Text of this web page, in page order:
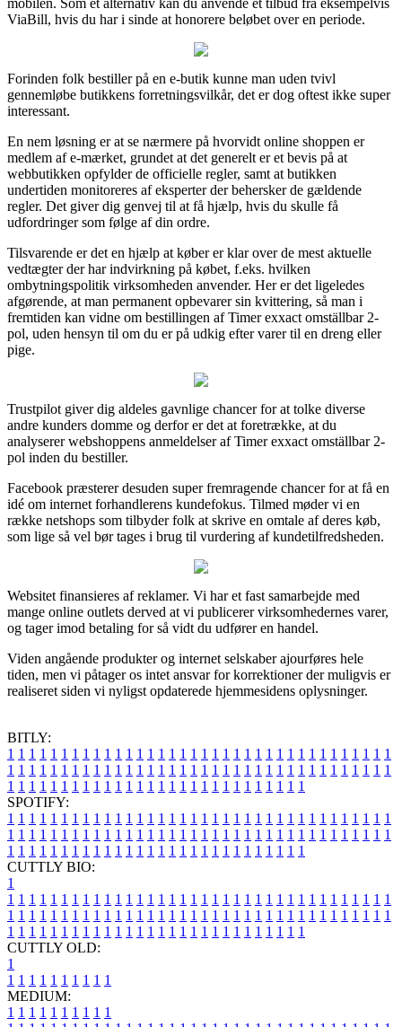
ViaBill, hvis du har i sinde at honorere beløbet over en periode.
Forinden folk bestiller på en e-butik kunne man uden tvivl
gennemløbe butikkens forretningsvilkår, det er dog oftest ikke super
interessant.
En nem løsning er at se nærmere på hvorvidt online shoppen er
medlem af e-mærket, grundet at det generelt er et bevis på at
webbutikken opfylder de officielle regler, samt at butikken
undertiden monitoreres af eksperter der behersker de gældende
regler. Det giver dig genvej til at få hjælp, hvis du skulle få
udfordringer som følge af din ordre.
Tilsvarende er det en hjælp at køber er klar over de mest aktuelle
vedtægter der har indvirkning på købet, f.eks. hvilken
ombytningspolitik virksomheden anvender. Her er det ligeledes
afgørende, at man permanent opbevarer sin kvittering, så man i
fremtiden kan vidne om bestillingen af Timer exxact omställbar 2-
pol, uden hensyn til om du er på udkig efter varer til en dreng eller
pige.
Trustpilot giver dig aldeles gavnlige chancer for at tolke diverse
andre kunders domme og derfor er det at foretrække, at du
analyserer webshoppens anmeldelser af Timer exxact omställbar 2-
pol inden du bestiller.
Facebook præsterer desuden super fremragende chancer for at få en
idé om internet forhandlerens kundefokus. Tilmed møder vi en
række netshops som tilbyder folk at skrive en omtale af deres køb,
som lige så vel bør tages i brug til vurdering af kundetilfredsheden.
Websitet finansieres af reklamer. Vi har et fast samarbejde med
mange online outlets derved at vi publicerer virksomhedernes varer,
og tager imod betaling for så vidt du udfører en handel.
Viden angående produkter og internet selskaber ajourføres hele
tiden, men vi påtager os intet ansvar for korrektioner der muligvis er
realiseret siden vi nyligst opdaterede hjemmesidens oplysninger.
BITLY:
1 1 1 1 1 1 1 1 1 1 1 1 1 1 1 1 1 1 1 1 1 1 1 1 1 1 1 1 1 1 1 1 1 1 1 1
1 1 1 1 1 1 1 1 1 1 1 1 1 1 1 1 1 1 1 1 1 1 1 1 1 1 1 1 1 1 1 1 1 1 1 1
1 1 1 1 1 1 1 1 1 1 1 1 1 1 1 1 1 1 1 1 1 1 1 1 1 1 1 1
SPOTIFY:
1 1 1 1 1 1 1 1 1 1 1 1 1 1 1 1 1 1 1 1 1 1 1 1 1 1 1 1 1 1 1 1 1 1 1 1
1 1 1 1 1 1 1 1 1 1 1 1 1 1 1 1 1 1 1 1 1 1 1 1 1 1 1 1 1 1 1 1 1 1 1 1
1 1 1 1 1 1 1 1 1 1 1 1 1 1 1 1 1 1 1 1 1 1 1 1 1 1 1 1
CUTTLY BIO:
1
1 1 1 1 1 1 1 1 1 1 1 1 1 1 1 1 1 1 1 1 1 1 1 1 1 1 1 1 1 1 1 1 1 1 1 1
1 1 1 1 1 1 1 1 1 1 1 1 1 1 1 1 1 1 1 1 1 1 1 1 1 1 1 1 1 1 1 1 1 1 1 1
1 1 1 1 1 1 1 1 1 1 1 1 1 1 1 1 1 1 1 1 1 1 1 1 1 1 1 1
CUTTLY OLD:
1
1 1 1 1 1 1 1 1 1 1
MEDIUM:
1 1 1 1 1 1 1 1 1 1